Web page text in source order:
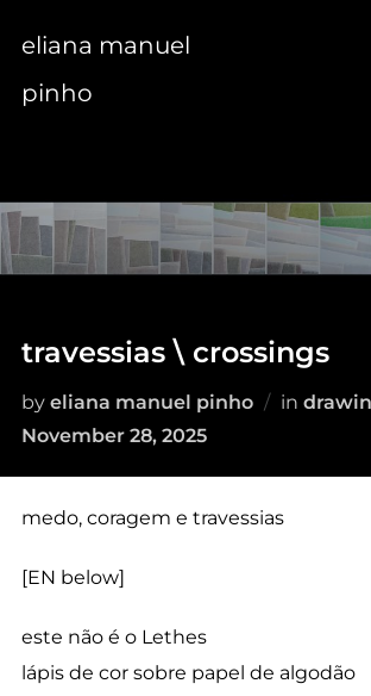
content
eliana manuel
pinho
travessias \ crossings
by eliana manuel pinho in
November 28, 2025
medo, coragem e travessias
[EN below]
este não é o Lethes
lápis de cor sobre papel de algodão